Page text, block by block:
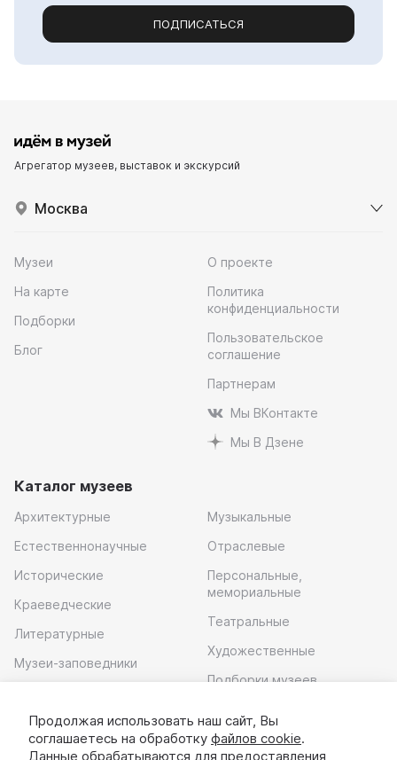
ПОДПИСАТЬСЯ
Агрегатор музеев, выставок и экскурсий
Москва
Музеи
На карте
Подборки
Блог
О проекте
Политика
конфиденциальности
Пользовательское
соглашение
Партнерам
Мы ВКонтакте
Мы В Дзене
Каталог музеев
Архитектурные
Естественнонаучные
Исторические
Краеведческие
Литературные
Музеи-заповедники
Музыкальные
Отраслевые
Персональные,
мемориальные
Театральные
Художественные
Подборки музеев
Скачать приложение
Продолжая использовать наш сайт, Вы
соглашаетесь на обработку файлов cookie.
Данные обрабатываются для предоставления